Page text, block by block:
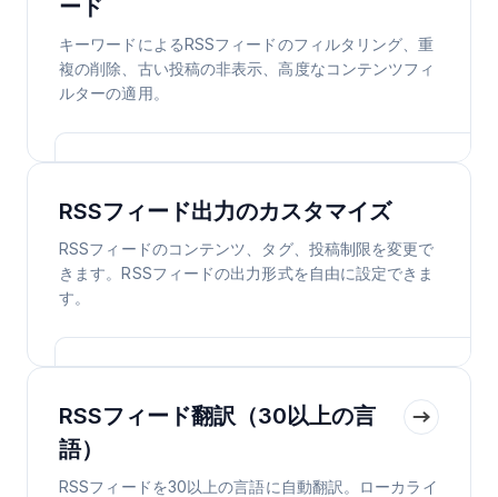
ード
キーワードによるRSSフィードのフィルタリング、重
複の削除、古い投稿の非表示、高度なコンテンツフィ
ルターの適用。
RSSフィード出力のカスタマイズ
RSSフィードのコンテンツ、タグ、投稿制限を変更で
きます。RSSフィードの出力形式を自由に設定できま
す。
RSSフィード翻訳（30以上の言
語）
RSSフィードを30以上の言語に自動翻訳。ローカライ